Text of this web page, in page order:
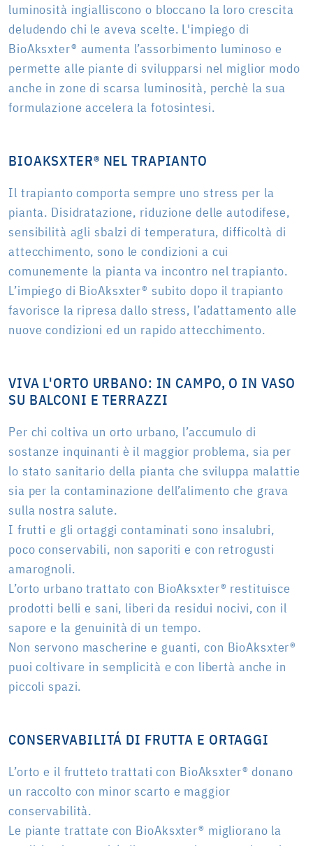
luminosità ingialliscono o bloccano la loro crescita
deludendo chi le aveva scelte. L'impiego di
BioAksxter® aumenta l’assorbimento luminoso e
permette alle piante di svilupparsi nel miglior modo
anche in zone di scarsa luminosità, perchè la sua
formulazione accelera la fotosintesi.
BIOAKSXTER® NEL TRAPIANTO
Il trapianto comporta sempre uno stress per la
pianta. Disidratazione, riduzione delle autodifese,
sensibilità agli sbalzi di temperatura, difficoltà di
attecchimento, sono le condizioni a cui
comunemente la pianta va incontro nel trapianto.
L’impiego di BioAksxter® subito dopo il trapianto
favorisce la ripresa dallo stress, l’adattamento alle
nuove condizioni ed un rapido attecchimento.
VIVA L'ORTO URBANO: IN CAMPO, O IN VASO
SU BALCONI E TERRAZZI
Per chi coltiva un orto urbano, l’accumulo di
sostanze inquinanti è il maggior problema, sia per
lo stato sanitario della pianta che sviluppa malattie
sia per la contaminazione dell’alimento che grava
sulla nostra salute.
I frutti e gli ortaggi contaminati sono insalubri,
poco conservabili, non saporiti e con retrogusti
amarognoli.
L’orto urbano trattato con BioAksxter® restituisce
prodotti belli e sani, liberi da residui nocivi, con il
sapore e la genuinità di un tempo.
Non servono mascherine e guanti, con BioAksxter®
puoi coltivare in semplicità e con libertà anche in
piccoli spazi.
CONSERVABILITÁ DI FRUTTA E ORTAGGI
L’orto e il frutteto trattati con BioAksxter® donano
un raccolto con minor scarto e maggior
conservabilità.
Le piante trattate con BioAksxter® migliorano la